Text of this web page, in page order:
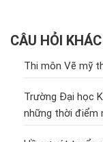
CÂU HỎI KHÁC
Thi môn Vẽ mỹ
Trường Đại học
những thời điểm